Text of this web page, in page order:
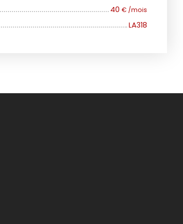
40 € /mois
LA318